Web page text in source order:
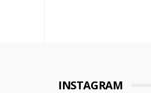
INSTAGRAM